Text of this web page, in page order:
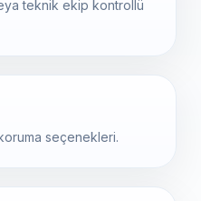
teknik ekip kontrollü
seçenekleri.